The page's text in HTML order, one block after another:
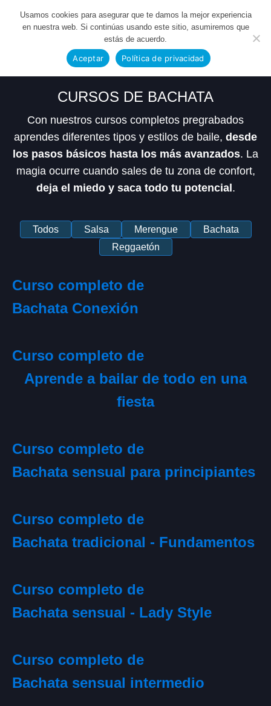
CURSOS DE BACHATA
Con nuestros cursos completos pregrabados
aprendes diferentes tipos y estilos de baile, desde
los pasos básicos hasta los más avanzados. La
magia ocurre cuando sales de tu zona de confort,
deja el miedo y saca todo tu potencial .
Todos Salsa Merengue
Bachata
Reggaetón
NUEVO
Curso completo de
Bachata Conexión
POPULAR 30% OFF
Curso completo de
Aprende a bailar de todo en una
fiesta
Curso completo de
Bachata sensual para principiantes
Curso completo de
Bachata tradicional - Fundamentos
Curso completo de
Bachata sensual - Lady Style
Curso completo de
Bachata sensual intermedio
Usamos cookies para asegurar que te damos la mejor experiencia
en nuestra web. Si continúas usando este sitio, asumiremos que
estás de acuerdo.
Aceptar Política de privacidad